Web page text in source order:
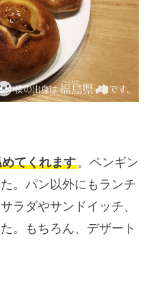
てくれます。ペンギン
。パン以外にもランチ
ラダやサンドイッチ、
。もちろん、デザート